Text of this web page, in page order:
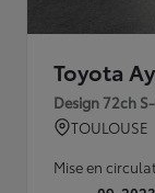
Toyota
Design 72ch
TOULOUSE
Mise en